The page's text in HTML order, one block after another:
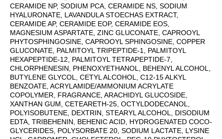
CERAMIDE NP, SODIUM PCA, CERAMIDE NS, SODIUM
HYALURONATE, LAVANDULA STOECHAS EXTRACT,
CERAMIDE AP, CERAMIDE EOP, CERAMIDE EOS,
MAGNESIUM ASPARTATE, ZINC GLUCONATE, CAPROOYL
PHYTOSPHINGOSINE, CAPROOYL SPHINGOSINE, COPPER
GLUCONATE, PALMITOYL TRIPEPTIDE-1, PALMITOYL
HEXAPEPTIDE-12, PALMITOYL TETRAPEPTIDE-7,
CHLORPHENESIN, PHENOXYETHANOL, BEHENYL ALCOHOL,
BUTYLENE GLYCOL, CETYL ALCOHOL, C12-15 ALKYL
BENZOATE, ACRYLAMIDE/AMMONIUM ACRYLATE
COPOLYMER, FRAGRANCE, ARACHIDYL GLUCOSIDE,
XANTHAN GUM, CETEARETH-25, OCTYLDODECANOL,
POLYISOBUTENE, DEXTRIN, STEARYL ALCOHOL, DISODIUM
EDTA, TRIBEHENIN, BEHENIC ACID, HYDROGENATED COCO-
GLYCERIDES, POLYSORBATE 20, SODIUM LACTATE, LYSINE